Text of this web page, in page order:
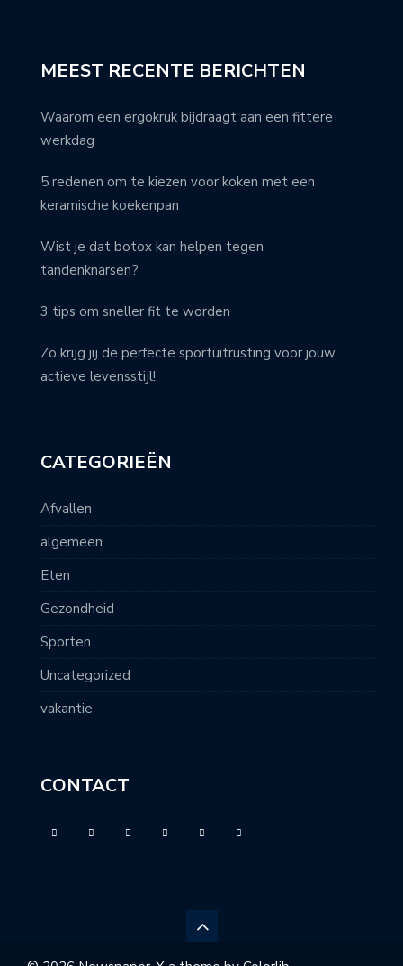
MEEST RECENTE BERICHTEN
Waarom een ergokruk bijdraagt aan een fittere
werkdag
5 redenen om te kiezen voor koken met een
keramische koekenpan
Wist je dat botox kan helpen tegen
tandenknarsen?
3 tips om sneller fit te worden
Zo krijg jij de perfecte sportuitrusting voor jouw
actieve levensstijl!
CATEGORIEËN
Afvallen
algemeen
Eten
Gezondheid
Sporten
Uncategorized
vakantie
CONTACT